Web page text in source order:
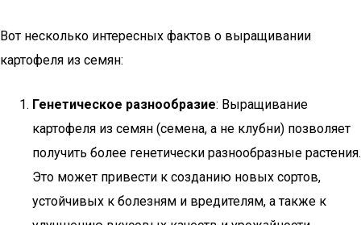
Вот несколько интересных фактов о выращивании
картофеля из семян:
Генетическое разнообразие: Выращивание
картофеля из семян (семена, а не клубни) позволяет
получить более генетически разнообразные растения.
Это может привести к созданию новых сортов,
устойчивых к болезням и вредителям, а также к